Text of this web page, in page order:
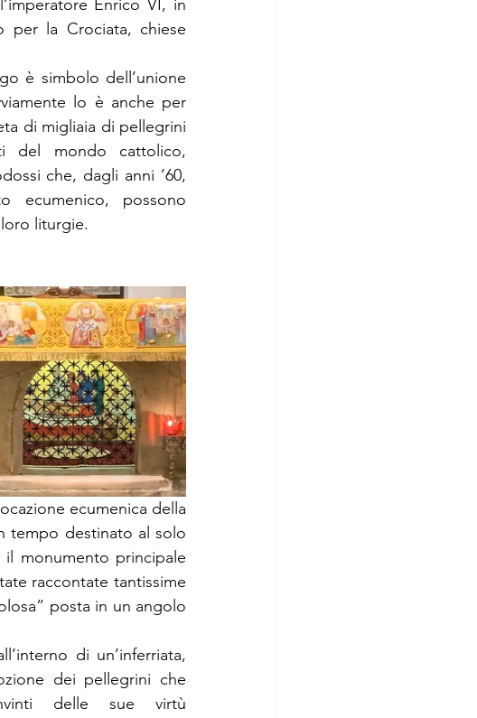
Enrico VI, in
per la Crociata, chiese
è simbolo dell’unione
lo è anche per
di migliaia di pellegrini
del mondo cattolico,
che, dagli anni ’60,
ecumenico, possono
liturgie.
ecumenica della
tempo destinato al solo
monumento principale
raccontate tantissime
posta in un angolo
di un’inferriata,
dei pellegrini che
delle sue virtù